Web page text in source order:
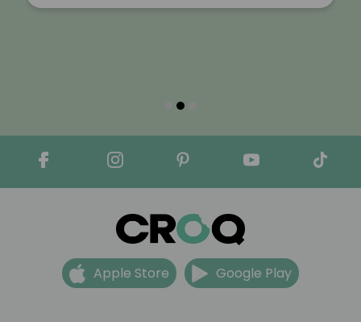
Apple Store Google Play